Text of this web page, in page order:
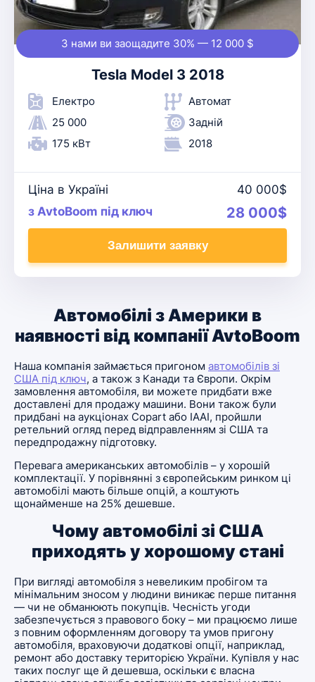
З нами ви заощадите 30% — 12 000 $
Tesla Model 3 2018
Електро
25 000
175 кВт
Автомат
Задній
2018
Ціна в Україні
40 000$
з AvtoBoom під ключ
28 000$
Залишити заявку
Автомобілі з Америки в
наявності від компанії AvtoBoom
Наша компанія займається пригоном автомобілів зі
США під ключ, а також з Канади та Європи. Окрім
замовлення автомобіля, ви можете придбати вже
доставлені для продажу машини. Вони також були
придбані на аукціонах Copart або IAAI, пройшли
ретельний огляд перед відправленням зі США та
передпродажну підготовку.
Перевага американських автомобілів – у хорошій
комплектації. У порівнянні з європейським ринком ці
автомобілі мають більше опцій, а коштують
щонайменше на 25% дешевше.
Чому автомобілі зі США
приходять у хорошому стані
При вигляді автомобіля з невеликим пробігом та
мінімальним зносом у людини виникає перше питання
— чи не обманюють покупців. Чесність угоди
забезпечується з правового боку – ми працюємо лише
з повним оформленням договору та умов пригону
автомобіля, враховуючи додаткові опції, наприклад,
ремонт або доставку територією України. Купівля у нас
таких послуг ще й дешевша, оскільки є власна